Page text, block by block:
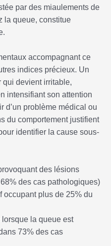
par des miaulements de
la queue, constitue
accompagnant ce
indices précieux. Un
devient irritable,
intensifiant son attention
d’un problème médical ou
du comportement justifient
identifier la cause sous-
des lésions
des cas pathologiques)
occupant plus de 25% du
la queue est
73% des cas